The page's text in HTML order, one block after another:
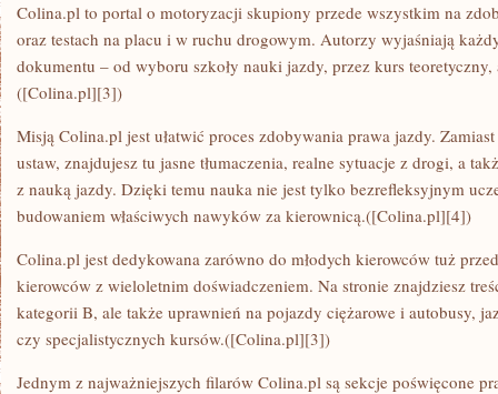
Colina.pl to portal o motoryzacji skupiony przede wszystkim na
oraz testach na placu i w ruchu drogowym. Autorzy wyjaśniają
dokumentu – od wyboru szkoły nauki jazdy, przez kurs
([Colina.pl][3])
Misją Colina.pl jest ułatwić proces zdobywania prawa jazdy.
ustaw, znajdujesz tu jasne tłumaczenia, realne sytuacje z drogi, a
z nauką jazdy. Dzięki temu nauka nie jest tylko bezrefleksyjnym
budowaniem właściwych nawyków za kierownicą.([Colina.pl][4])
Colina.pl jest dedykowana zarówno do młodych kierowców tuż
kierowców z wieloletnim doświadczeniem. Na stronie znajdziesz
kategorii B, ale także uprawnień na pojazdy ciężarowe i autobusy,
czy specjalistycznych kursów.([Colina.pl][3])
Jednym z najważniejszych filarów Colina.pl są sekcje poświęcone